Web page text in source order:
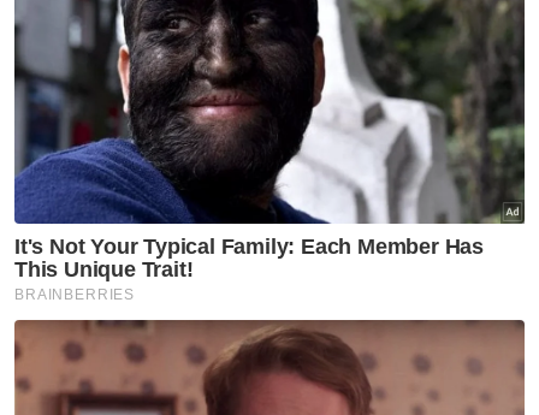
Anwar berkata, kerajaan akan mengambil
inisiatif untuk menambah baik Perpustakaan
Syed Muhammad Naquib Al-Attas di Institut
Pemikiran dan Tamadun Islam Antarabangsa
(ISTAC) dengan koleksi semasa berjumlah
lebih 150,000 naskhah buku.
"Mari kita doakan agar generasi akan datang
mendapat inspirasi dan mendapat manfaat
daripada ilmuan Islam kita, guru kita yang
cemerlang, yang dikasihi Prof Diraja Naquib
Al-Attas," katanya.